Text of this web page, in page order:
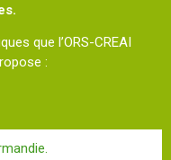
que l’ORS-CREAI
: